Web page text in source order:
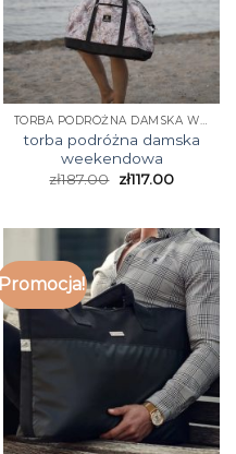
TORBA PODRÓŻNA DAMSKA WEEKENDOWA
torba podróżna damska
weekendowa
zł187.00 zł117.00
Promocja!